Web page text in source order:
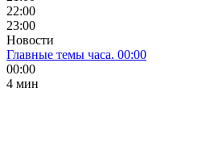
22:00
23:00
Новости
Главные темы часа. 00:00
00:00
4 мин